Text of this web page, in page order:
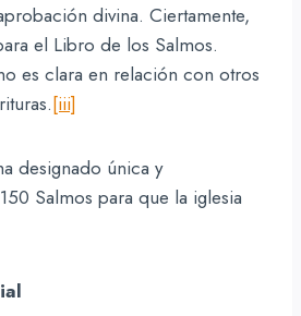
divina. Ciertamente,
el Libro de los Salmos.
es clara en relación con otros
[iii]
designado única y
Salmos para que la iglesia